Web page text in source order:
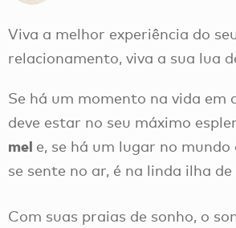
Viva a melhor experiência do
relacionamento, viva a sua lua
Se há um momento na vida em
deve estar no seu máximo
mel e, se há um lugar no
se sente no ar, é na linda ilha
Com suas praias de sonho, o